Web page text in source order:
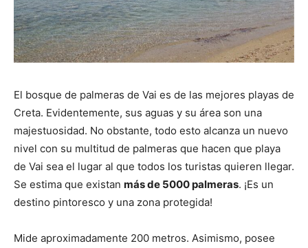
El bosque de palmeras de Vai es de las mejores playas de
Creta. Evidentemente, sus aguas y su área son una
majestuosidad. No obstante, todo esto alcanza un nuevo
nivel con su multitud de palmeras que hacen que playa
de Vai sea el lugar al que todos los turistas quieren llegar.
Se estima que existan más de 5000 palmeras. ¡Es un
destino pintoresco y una zona protegida!
Mide aproximadamente 200 metros. Asimismo, posee